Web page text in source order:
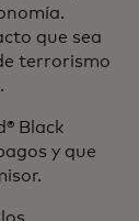
que sea
terrorismo
Black
y que